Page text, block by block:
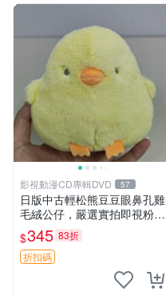
影視動漫CD專輯DVD 57
日版中古輕松熊豆豆眼鼻孔雞
毛絨公仔，嚴選實拍即視粉絲
必買 公仔紙箱氣泡膜精心包
裝快速發貨 輕松熊 公仔 雞毛
絨
$345 83折
折扣碼